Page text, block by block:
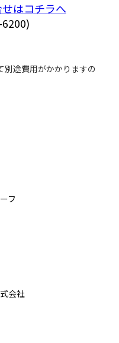
はコチラへ
途費用がかかりますの
フ
会社